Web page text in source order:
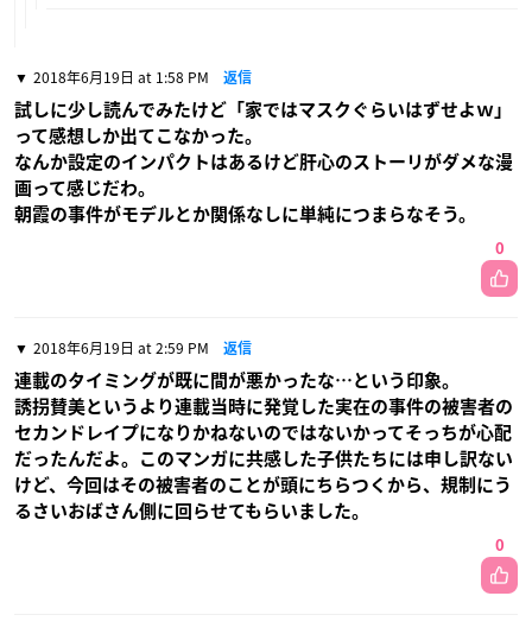
2018年6月19日 at 1:58 PM 返信
試しに少し読んでみたけど「家ではマスクぐらいはずせよｗ」
って感想しか出てこなかった。
なんか設定のインパクトはあるけど肝心のストーリがダメな漫
画って感じだわ。
朝霞の事件がモデルとか関係なしに単純につまらなそう。
0
2018年6月19日 at 2:59 PM 返信
連載のタイミングが既に間が悪かったな…という印象。
誘拐賛美というより連載当時に発覚した実在の事件の被害者の
セカンドレイプになりかねないのではないかってそっちが心配
だったんだよ。このマンガに共感した子供たちには申し訳ない
けど、今回はその被害者のことが頭にちらつくから、規制にう
るさいおばさん側に回らせてもらいました。
0